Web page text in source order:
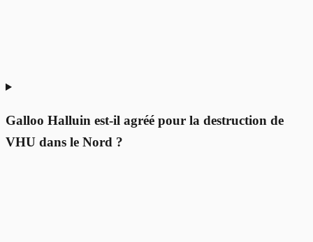
Galloo Halluin est-il agréé pour la destruction de
VHU dans le Nord ?